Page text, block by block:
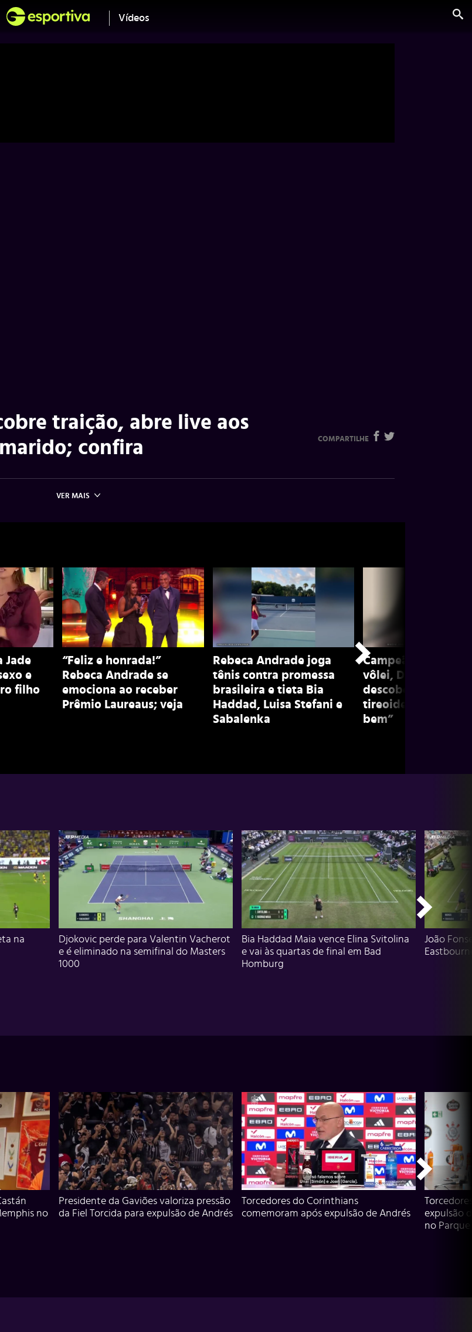
Vídeos
traição, abre live aos
confira
COMPARTILHE
VER MAIS
Jade
e
filho
“Feliz e honrada!”
Rebeca Andrade se
emociona ao receber
Prêmio Laureaus; veja
Rebeca Andrade joga
tênis contra promessa
brasileira e tieta Bia
Haddad, Luisa Stefani e
Sabalenka
Campeã olímpica
vôlei, Dani Lins
descoberta de
tireoide e explica:
bem”
na
Djokovic perde para Valentin Vacherot
e é eliminado na semifinal do Masters
1000
Bia Haddad Maia vence Elina Svitolina
e vai às quartas de final em Bad
Homburg
João
no
Presidente da Gaviões valoriza pressão
da Fiel Torcida para expulsão de Andrés
Torcedores do Corinthians
comemoram após expulsão de Andrés
expulsão
no Parque